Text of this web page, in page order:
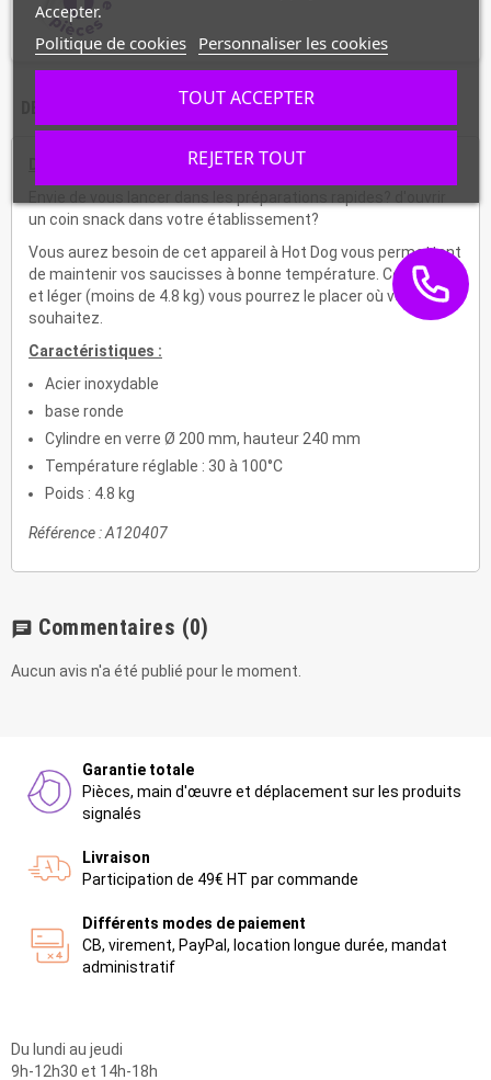
CARACTÉRISTIQUES
un coin snack dans votre établissement?
Vous aurez besoin de cet appareil à Hot Dog vous permettant
de maintenir vos saucisses à bonne température. Compact
et léger (moins de 4.8 kg) vous pourrez le placer où vous le
souhaitez.
Caractéristiques :
Acier inoxydable
base ronde
Cylindre en verre Ø 200 mm, hauteur 240 mm
Température réglable : 30 à 100°C
Poids : 4.8 kg
Référence : A120407
chat Commentaires (0)
Aucun avis n'a été publié pour le moment.
Garantie totale
Pièces, main d'œuvre et déplacement sur les produits
signalés
Livraison
Participation de 49€ HT par commande
Différents modes de paiement
CB, virement, PayPal, location longue durée, mandat
administratif
Du lundi au jeudi
9h-12h30 et 14h-18h
Accepter.
Politique de cookies Personnaliser les cookies
REJETER TOUT
TOUT ACCEPTER